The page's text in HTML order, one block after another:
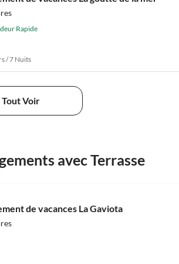
Rapide
/ 7 Nuits
Tout Voir
avec Terrasse
de vacances La Gaviota